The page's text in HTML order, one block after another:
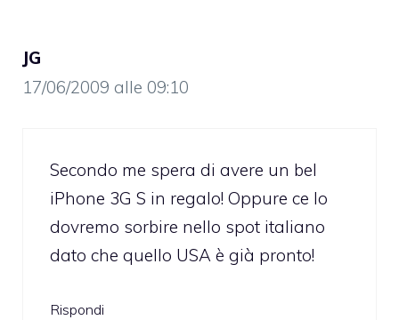
JG
17/06/2009 alle 09:10
Secondo me spera di avere un bel
iPhone 3G S in regalo! Oppure ce lo
dovremo sorbire nello spot italiano
dato che quello USA è già pronto!
Rispondi